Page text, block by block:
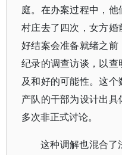
庭。在办案过程中，
村庄去了四次，女方
好结案会准备就绪之
纪录的调查访谈，以
及和好的可能性。这
产队的干部为设计出
多次非正式讨论。
这种调解也混合了